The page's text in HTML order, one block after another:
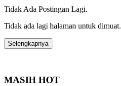
Tidak Ada Postingan Lagi.
Tidak ada lagi halaman untuk dimuat.
Selengkapnya
MASIH HOT